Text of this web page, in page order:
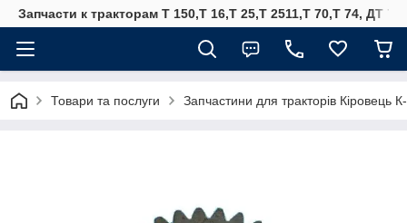
Запчасти к тракторам Т 150,Т 16,Т 25,Т 2511,Т 70,Т 74, ДТ
Товари та послуги Запчастини для тракторів Кіровець